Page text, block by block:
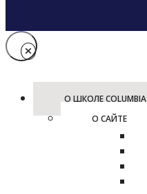
О ШКОЛЕ COLUMBIA
О САЙТЕ